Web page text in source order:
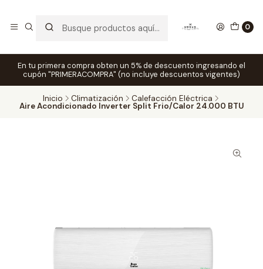
0
En tu primera compra obten un 5% de descuento ingresando el
cupón "PRIMERACOMPRA" (no incluye descuentos vigentes)
Inicio Climatización Calefacción Eléctrica
Aire Acondicionado Inverter Split Frio/Calor 24.000 BTU